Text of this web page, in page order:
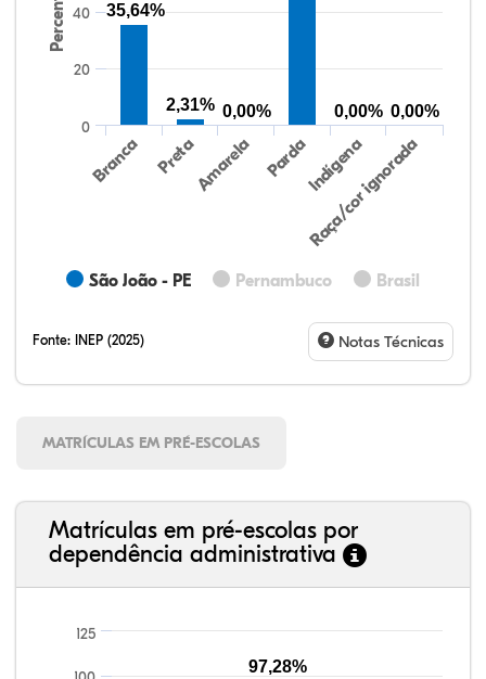
São João - PE Pernambuco Brasil
Branca PretaAmarela PardaIndígena
Raça/cor ignorada
0
20
40 35,64%
2,31% 0,00% 0,00% 0,00%
Fonte: INEP (2025) Notas Técnicas
MATRÍCULAS EM PRÉ-ESCOLAS
Matrículas em pré-escolas por
dependência administrativa
125
97,28%